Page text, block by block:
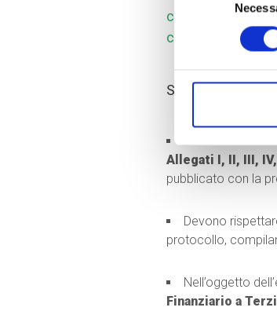
Si ricorda che:
I richiedenti
Allegati I, II, III,
pubblicato con la
Devono
protocollo,
Nell’oggetto
Finanziario a Terzi